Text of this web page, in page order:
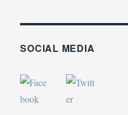
SOCIAL MEDIA